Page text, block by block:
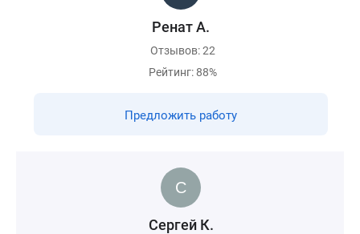
Ренат А.
Отзывов: 22
Рейтинг: 88%
Предложить работу
Сергей К.